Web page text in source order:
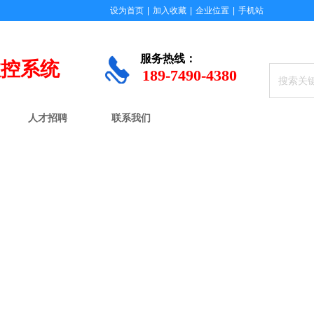
服务热线：
189-7490-4380
系统
人才招聘 联系我们
设为首页 加入收藏 企业位置 手机站